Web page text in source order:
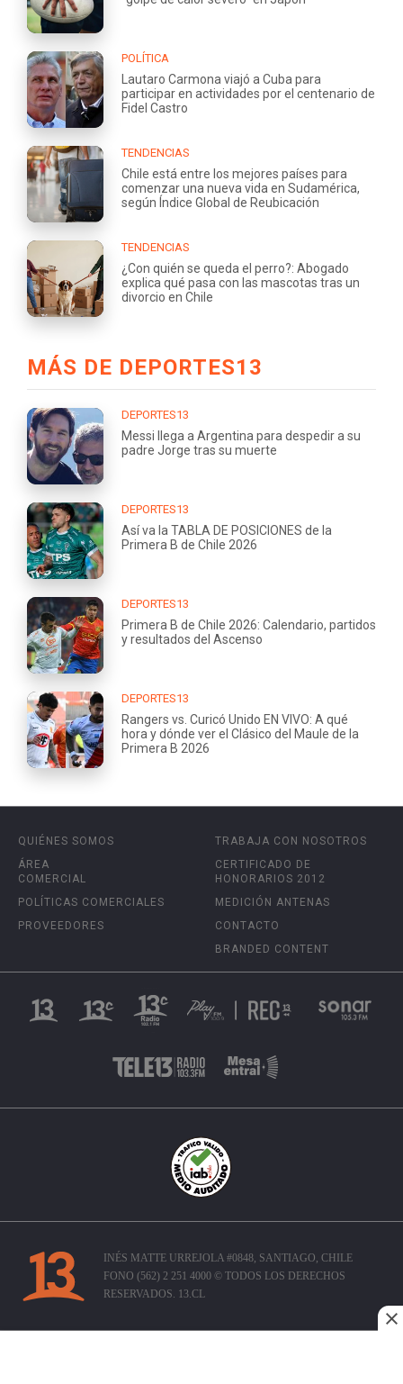
POLÍTICA
Lautaro Carmona viajó a Cuba para
participar en actividades por el centenario de
Fidel Castro
TENDENCIAS
Chile está entre los mejores países para
comenzar una nueva vida en Sudamérica,
según Índice Global de Reubicación
TENDENCIAS
¿Con quién se queda el perro?: Abogado
explica qué pasa con las mascotas tras un
divorcio en Chile
MÁS DE DEPORTES13
DEPORTES13
Messi llega a Argentina para despedir a su
padre Jorge tras su muerte
DEPORTES13
Así va la TABLA DE POSICIONES de la
Primera B de Chile 2026
DEPORTES13
Primera B de Chile 2026: Calendario, partidos
y resultados del Ascenso
DEPORTES13
Rangers vs. Curicó Unido EN VIVO: A qué
hora y dónde ver el Clásico del Maule de la
Primera B 2026
QUIÉNES SOMOS
ÁREA
COMERCIAL
POLÍTICAS COMERCIALES
PROVEEDORES
TRABAJA CON NOSOTROS
CERTIFICADO DE
HONORARIOS 2012
MEDICIÓN ANTENAS
CONTACTO
BRANDED CONTENT
INÉS MATTE URREJOLA #0848, SANTIAGO, CHILE
FONO (562) 2 251 4000 © TODOS LOS DERECHOS
RESERVADOS. 13.CL